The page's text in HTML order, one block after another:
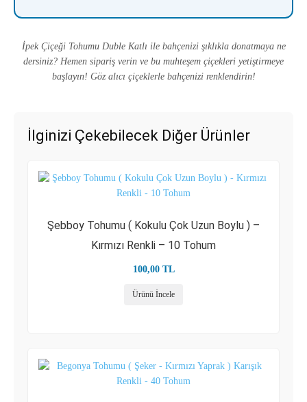
İpek Çiçeği Tohumu Duble Katlı ile bahçenizi şıklıkla donatmaya ne
dersiniz? Hemen sipariş verin ve bu muhteşem çiçekleri yetiştirmeye
başlayın! Göz alıcı çiçeklerle bahçenizi renklendirin!
İlginizi Çekebilecek Diğer Ürünler
Şebboy Tohumu ( Kokulu Çok Uzun Boylu ) –
Kırmızı Renkli – 10 Tohum
100,00 TL
Ürünü İncele